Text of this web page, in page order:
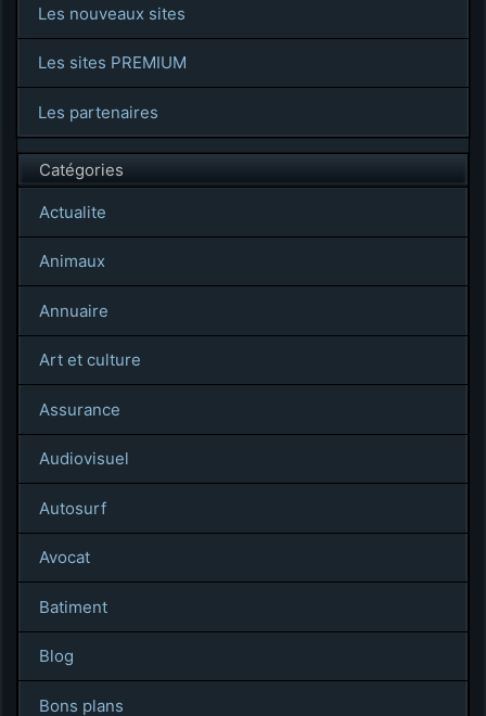
Les nouveaux sites
Les sites PREMIUM
Les partenaires
Catégories
Actualite
Animaux
Annuaire
Art et culture
Assurance
Audiovisuel
Autosurf
Avocat
Batiment
Blog
Bons plans